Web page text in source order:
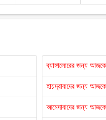
ব্যাঙ্গালোরের জন্য
হায়দ্রাবাদের জন্য
আমেদাবাদের জন্য